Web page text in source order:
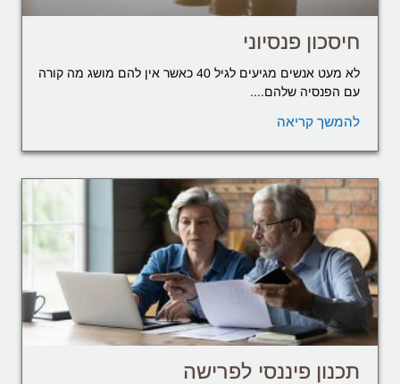
חיסכון פנסיוני
לא מעט אנשים מגיעים לגיל 40 כאשר אין להם מושג מה קורה
עם הפנסיה שלהם....
להמשך קריאה
תכנון פיננסי לפרישה